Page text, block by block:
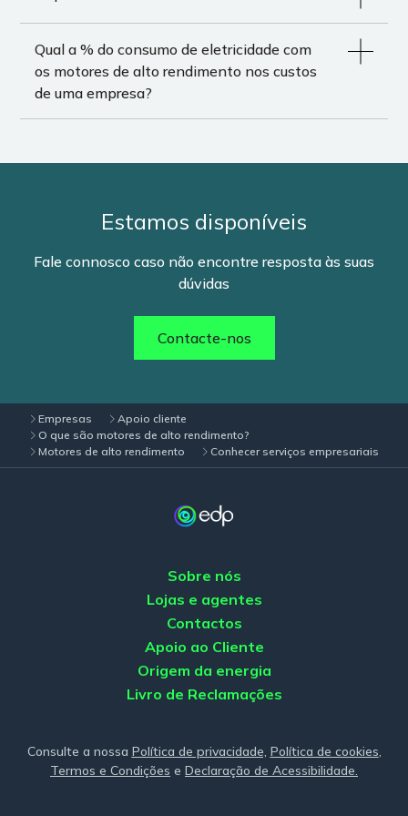
um motor ao longo da sua vida útil resultam do
seu consumo energético, devendo-se menos de
5% ao investimento inicial e manutenção.
Qual a % do consumo de eletricidade com
os motores de alto rendimento nos custos
de uma empresa?
Estamos disponíveis
Fale connosco caso não encontre resposta às suas
dúvidas
Contacte-nos
Empresas
Apoio cliente
O que são motores de alto rendimento?
Motores de alto rendimento
Conhecer serviços empresariais
Sobre nós
Lojas e agentes
Contactos
Apoio ao Cliente
Origem da energia
Livro de Reclamações
Consulte a nossa Política de privacidade, Política de cookies,
Termos e Condições e Declaração de Acessibilidade.